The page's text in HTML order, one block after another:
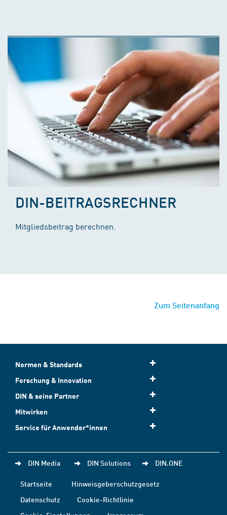
DIN-BEITRAGSRECHNER
Mitgliedsbeitrag berechnen.
Zum Seitenanfang
Normen & Standards
Forschung & Innovation
DIN & seine Partner
Mitwirken
Service für Anwender*innen
DIN Media DIN Solutions DIN.ONE
Startseite
Hinweisgeberschutzgesetz
Datenschutz
Cookie-Richtlinie